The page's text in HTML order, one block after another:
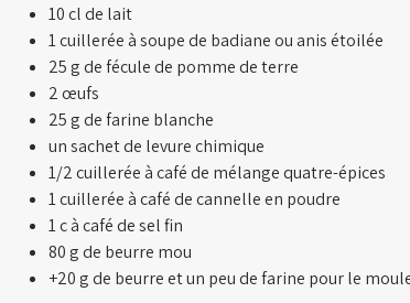
10 cl de lait
1 cuillerée à soupe de badiane ou anis étoilée
25 g de fécule de pomme de terre
2 œufs
25 g de farine blanche
un sachet de levure chimique
1/2 cuillerée à café de mélange quatre-épices
1 cuillerée à café de cannelle en poudre
1 c à café de sel fin
80 g de beurre mou
+20 g de beurre et un peu de farine pour le